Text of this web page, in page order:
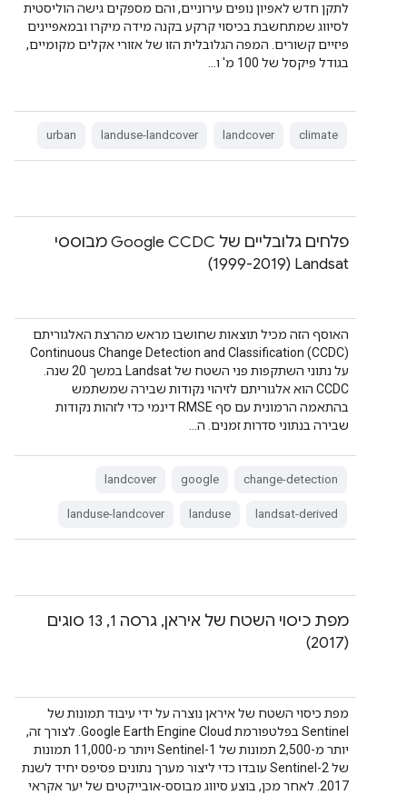
לתקן חדש לאפיון נופים עירוניים, והם מספקים גישה הוליסטית
לסיווג שמתחשבת בכיסוי קרקע בקנה מידה מיקרו ובמאפיינים
פיזיים קשורים. המפה הגלובלית הזו של אזורי אקלים מקומיים,
בגודל פיקסל של 100 מ' ו…
climate
landcover
landuse-landcover
urban
פלחים גלובליים של Google CCDC מבוססי
Landsat‏ (1999-2019)
האוסף הזה מכיל תוצאות שחושבו מראש מהרצת האלגוריתם
Continuous Change Detection and Classification (CCDC)‎
על נתוני השתקפות פני השטח של Landsat במשך 20 שנה.
CCDC הוא אלגוריתם לזיהוי נקודות שבירה שמשתמש
בהתאמה הרמונית עם סף RMSE דינמי כדי לזהות נקודות
שבירה בנתוני סדרות זמנים. ה…
change-detection
google
landcover
landsat-derived
landuse
landuse-landcover
מפת כיסוי השטח של איראן, גרסה 1, 13 סוגים
(2017)
מפת כיסוי השטח של איראן נוצרה על ידי עיבוד תמונות של
Sentinel בפלטפורמת Google Earth Engine Cloud. לצורך זה,
יותר מ-2,500 תמונות של Sentinel-1 ויותר מ-11,000 תמונות
של Sentinel-2 עובדו כדי ליצור מערך נתונים פסיפס יחיד לשנת
2017. לאחר מכן, בוצע סיווג מבוסס-אובייקטים של יער אקראי